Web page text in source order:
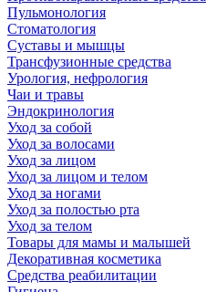
Пульмонология
Стоматология
Суставы и мышцы
Трансфузионные средства
Урология, нефрология
Чаи и травы
Эндокринология
Уход за собой
Уход за волосами
Уход за лицом
Уход за лицом и телом
Уход за ногами
Уход за полостью рта
Уход за телом
Товары для мамы и малышей
Декоративная косметика
Средства реабилитации